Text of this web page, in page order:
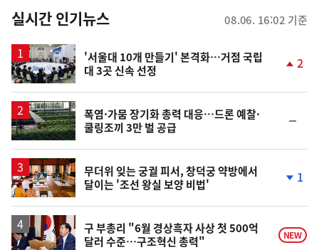
뉴
스
실시간 인기뉴스 08.06. 16:02 기준
'서울대 10개 만들기' 본격화…거점 국립
대 3곳 신속 선정
2
폭염·가뭄 장기화 총력 대응…드론 예찰·
쿨링조끼 3만 벌 공급
일
무더위 잊는 궁궐 피서, 창덕궁 약방에서
달이는 '조선 왕실 보양 비법'
락
1
구 부총리 "6월 경상흑자 사상 첫 500억
달러 수준…구조혁신 총력"
NEW